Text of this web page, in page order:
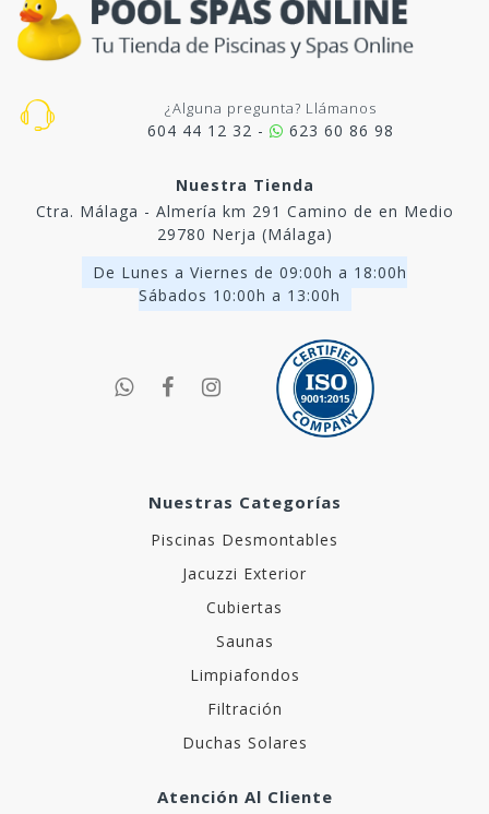
¿Alguna pregunta? Llámanos
604 44 12 32 - 623 60 86 98
Nuestra Tienda
Ctra. Málaga - Almería km 291 Camino de en Medio
29780 Nerja (Málaga)
De Lunes a Viernes de 09:00h a 18:00h
Sábados 10:00h a 13:00h
Nuestras Categorías
Piscinas Desmontables
Jacuzzi Exterior
Cubiertas
Saunas
Limpiafondos
Filtración
Duchas Solares
Atención Al Cliente